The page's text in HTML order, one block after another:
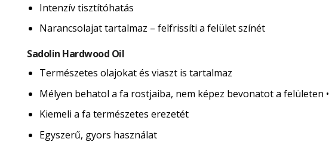
Intenzív tisztítóhatás
Narancsolajat tartalmaz – felfrissíti a felület színét
Sadolin Hardwood Oil
Természetes olajokat és viaszt is tartalmaz
Mélyen behatol a fa rostjaiba, nem képez bevonatot a felületen
Kiemeli a fa természetes erezetét
Egyszerű, gyors használat